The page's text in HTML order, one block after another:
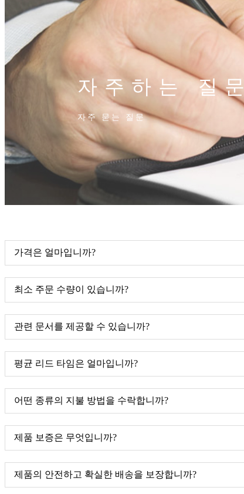
자주하는 질문
자주 묻는 질문
가격은 얼마입니까?
최소 주문 수량이 있습니까?
관련 문서를 제공할 수 있습니까?
평균 리드 타임은 얼마입니까?
어떤 종류의 지불 방법을 수락합니까?
제품 보증은 무엇입니까?
제품의 안전하고 확실한 배송을 보장합니까?